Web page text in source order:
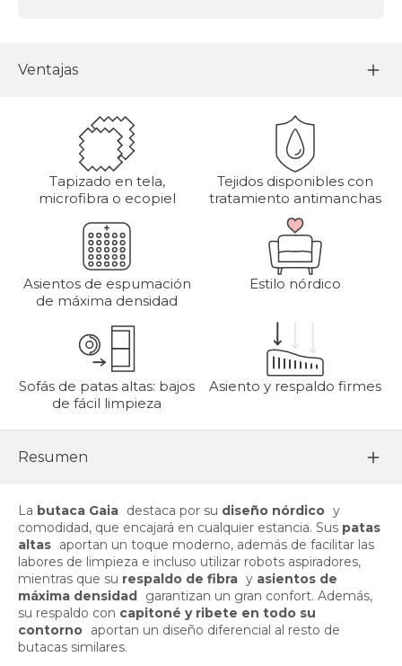
Ventajas
Tapizado en tela,
microfibra o ecopiel
Tejidos disponibles con
tratamiento antimanchas
Asientos de espumación
de máxima densidad
Estilo nórdico
Sofás de patas altas: bajos
de fácil limpieza
Asiento y respaldo firmes
Resumen
La butaca Gaia destaca por su diseño nórdico y
comodidad, que encajará en cualquier estancia. Sus patas
altas aportan un toque moderno, además de facilitar las
labores de limpieza e incluso utilizar robots aspiradores,
mientras que su respaldo de fibra y asientos de
máxima densidad garantizan un gran confort. Además,
su respaldo con capitoné y ribete en todo su
contorno aportan un diseño diferencial al resto de
butacas similares.